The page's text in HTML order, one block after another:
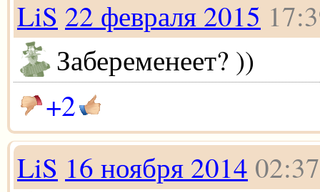
LiS 22 февраля 2015
Забеременеет? ))
+2
LiS 16 ноября 2014